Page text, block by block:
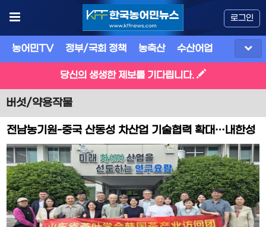
로그인
농어민TV 정부/국회 정책 농축산 수산어업
당신의 생생한 제보를 기다립니다.
버섯/약용작물
전남농기원-중국 산동성 차산업 기술협력 확대…내한성
품종·스마트 차 재배 연구 본격화